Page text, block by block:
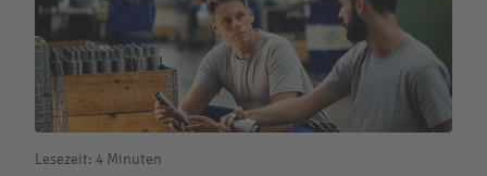
Lesezeit: 4 Minuten